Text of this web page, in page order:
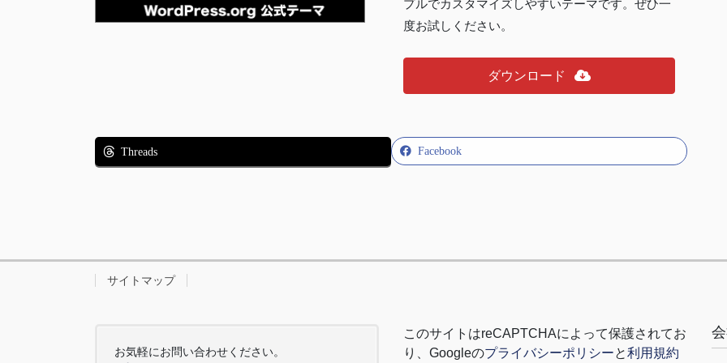
プルでカスタマイズしやすいテーマです。ぜひ一
度お試しください。
ダウンロード
Facebook
Threads
サイトマップ
お気軽にお問い合わせください。
このサイトはreCAPTCHAによって保護されてお
り、 Googleのプライバシーポリシーと利用規約